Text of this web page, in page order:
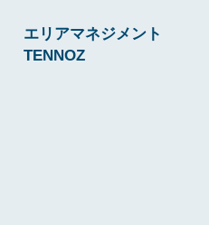
エリアマネジメント
TENNOZ